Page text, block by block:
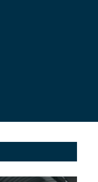
energetica a
din Ținutul